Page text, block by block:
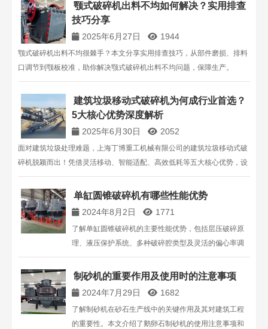
颚式破碎机出料不均如何解决？实用排查
技巧分享
2025年6月27日 1944
颚式破碎机出料不均很棘手？本文分享实用排查技巧，从部件磨损、排料
口调节到颚板校准，助你解决颚式破碎机出料不均问题，保障生产。
建筑垃圾移动式破碎机为何成行业首选？
5大核心优势深度解析
2025年6月30日 2052
面对建筑垃圾处理难题，上海丁博重工机械有限公司的建筑垃圾移动式破
碎机脱颖而出！凭借灵活移动、智能适配、高效低耗等五大核心优势，设
备实现建筑垃圾高利用率处理，助力企业降本增效，践行绿色发展理念，
是您值得信赖的专业选择！单缸圆锥破碎机有哪些性能优势
2024年8月2日 1771
了解单缸圆锥破碎机的主要性能优势，包括层压破碎原
理、液压保护系统、多种破碎腔类型及灵活的偏心率调
节。掌握其应用范围、生产能力及维护特点，提升生产
效率和降低维护成本。
制砂机的重要作用及使用时的注意事项
2024年7月29日 1682
了解制砂机在砂石生产线中的关键作用及其对建筑工程
的重要性。本文介绍了鹅卵石制砂机的使用注意事项和